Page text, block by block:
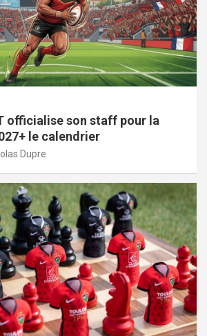
officialise son staff pour la
le calendrier
Dupre